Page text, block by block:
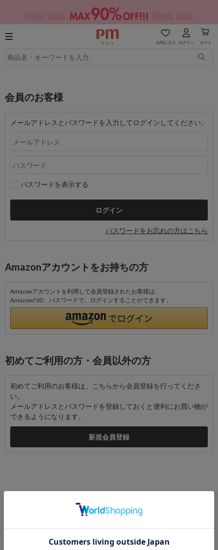
お気に入り ログイン カート
会員のお客様
メールアドレスとパスワードを入力してログインしてください。
パスワードを表示する
パスワードをお忘れの方はこちら
Amazonアカウントをお持ちの方
Amazonアカウントを利用して会員登録されたお客様は、
AmazonのID、パスワードで、ログインすることができます。
初めてご利用の方・会員以外の方
初めてご利用のお客様は、こちらから会員登録を行ってくださ
い。
メールアドレスとパスワードを登録しておくと便利にお買い物が
できるようになります。